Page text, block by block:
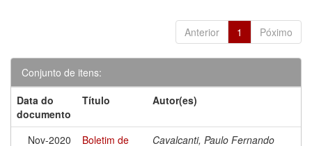
Anterior 1 Póximo
Conjunto de itens:
Data do
documento
Título Autor(es)
Nov-2020
Boletim de
Cavalcanti, Paulo Fernando